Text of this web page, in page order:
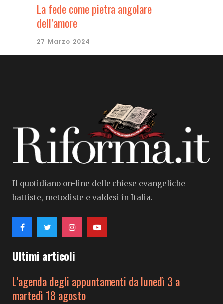
La fede come pietra angolare
dell’amore
27 Marzo 2024
Il quotidiano on-line delle chiese evangeliche
battiste, metodiste e valdesi in Italia.
Ultimi articoli
L’agenda degli appuntamenti da lunedì 3 a
martedì 18 agosto